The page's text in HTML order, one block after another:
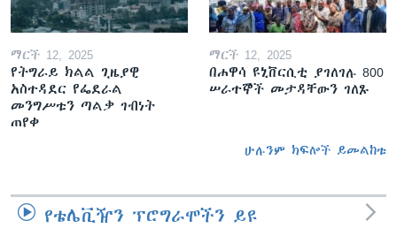
ማርች 12, 2025
የትግራይ ክልል ጊዜያዊ
አስተዳደር የፌደራል
መንግሥቱን ጣልቃ ገብነት
ጠየቀ
ማርች 12, 2025
በሐዋሳ ዩኒቨርሲቲ ያገለገሉ 800
ሠራተኞች መታዳቸውን ገለጹ
ሁሉንም ክፍሎች ይመልከቱ
የቴሌቪዥን ፕሮግራሞችን ይዩ